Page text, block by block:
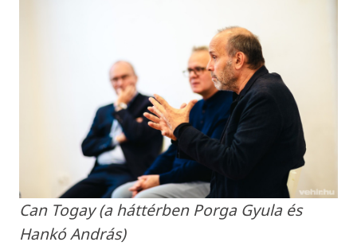
Can Togay (a háttérben Porga Gyula és
Hankó András)